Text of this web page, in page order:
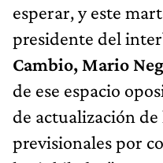
esperar, y este
presidente del
Cambio, Mario
de ese espacio
de actualización de
previsionales por